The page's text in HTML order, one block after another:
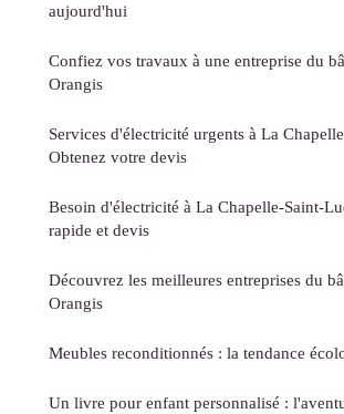
aujourd'hui
Confiez vos travaux à une entreprise du
Orangis
Services d'électricité urgents à La
Obtenez votre devis
Besoin d'électricité à La Chapelle-Saint-
rapide et devis
Découvrez les meilleures entreprises du
Orangis
Meubles reconditionnés : la tendance
Un livre pour enfant personnalisé :